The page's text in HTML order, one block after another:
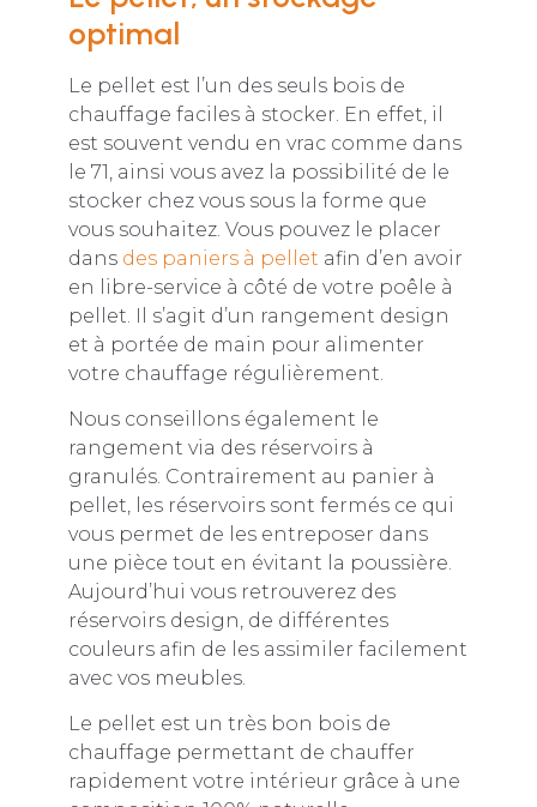
optimal
Le pellet est l’un des seuls bois de
chauffage faciles à stocker. En effet, il
est souvent vendu en vrac comme dans
le 71, ainsi vous avez la possibilité de le
stocker chez vous sous la forme que
vous souhaitez. Vous pouvez le placer
dans des paniers à pellet afin d’en avoir
en libre-service à côté de votre poêle à
pellet. Il s’agit d’un rangement design
et à portée de main pour alimenter
votre chauffage régulièrement.
Nous conseillons également le
rangement via des réservoirs à
granulés. Contrairement au panier à
pellet, les réservoirs sont fermés ce qui
vous permet de les entreposer dans
une pièce tout en évitant la poussière.
Aujourd’hui vous retrouverez des
réservoirs design, de différentes
couleurs afin de les assimiler facilement
avec vos meubles.
Le pellet est un très bon bois de
chauffage permettant de chauffer
rapidement votre intérieur grâce à une